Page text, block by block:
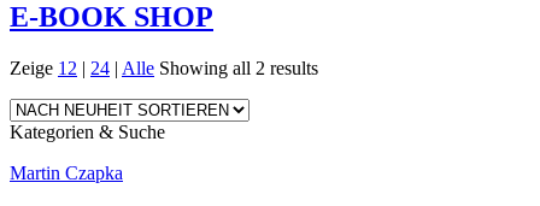
E-BOOK SHOP
Zeige 12 | 24 | Alle Showing all 2 results
Kategorien & Suche
Martin Czapka